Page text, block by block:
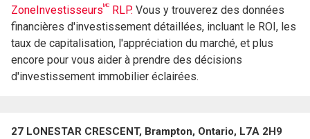
ZoneInvestisseursMC RLP. Vous y trouverez des données
financières d'investissement détaillées, incluant le ROI, les
taux de capitalisation, l'appréciation du marché, et plus
encore pour vous aider à prendre des décisions
d'investissement immobilier éclairées.
27 LONESTAR CRESCENT, Brampton, Ontario, L7A 2H9